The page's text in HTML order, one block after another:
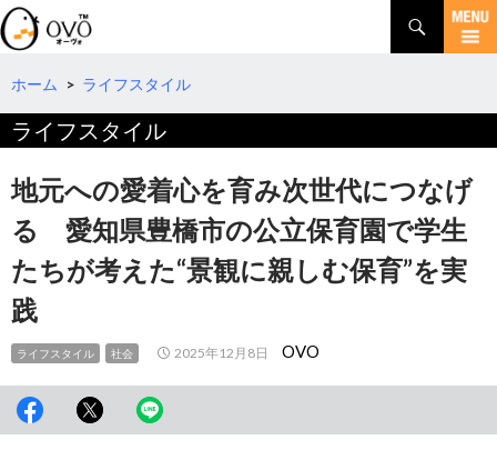
検
索
コ
テ
ツ
へ
動
ホーム > ライフスタイル
ライフスタイル
地元への愛着心を育み次世代につなげ
る 愛知県豊橋市の公立保育園で学生
たちが考えた“景観に親しむ保育”を実
践
ライフスタイル 社会 2025年12月8日 OVO